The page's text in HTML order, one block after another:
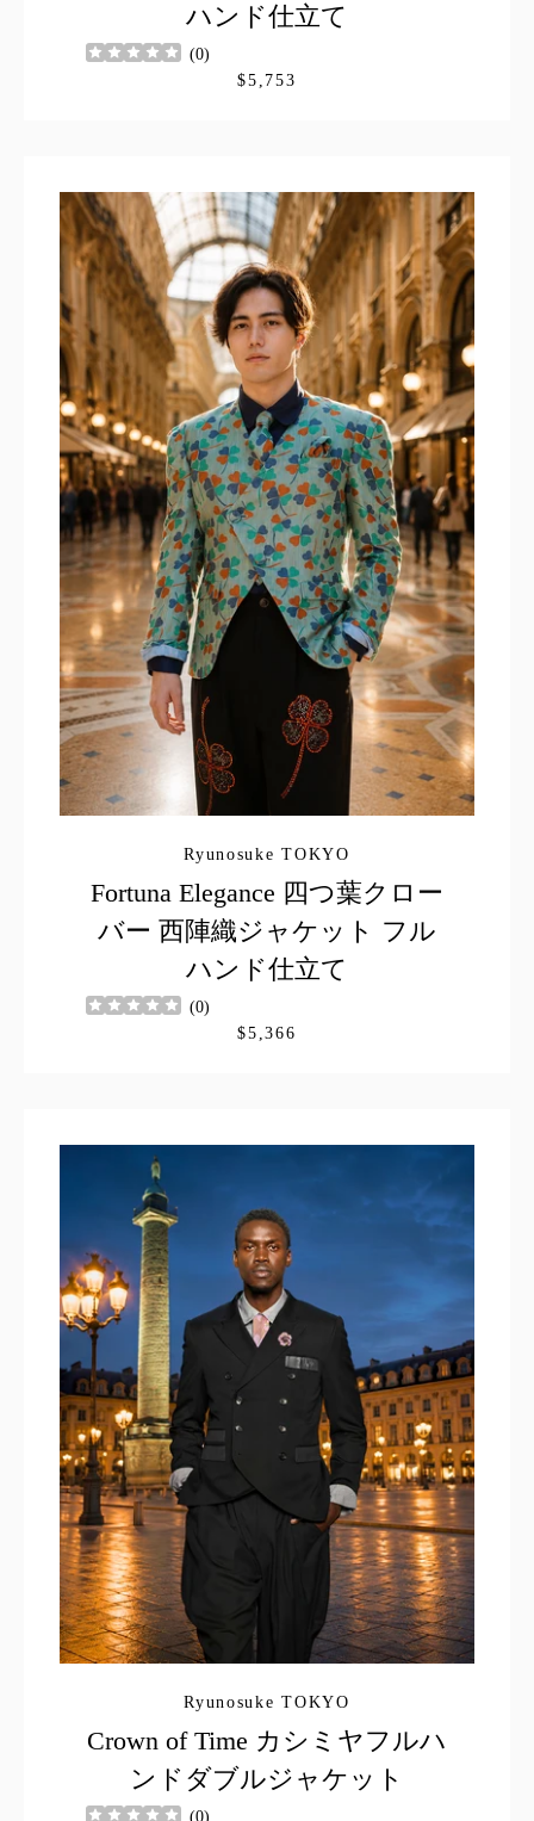
ハンド仕立て
(0)
$5,753
Ryunosuke TOKYO
Fortuna Elegance 四つ葉クロー
バー 西陣織ジャケット フル
ハンド仕立て
(0)
$5,366
Ryunosuke TOKYO
Crown of Time カシミヤフルハ
ンドダブルジャケット
(0)